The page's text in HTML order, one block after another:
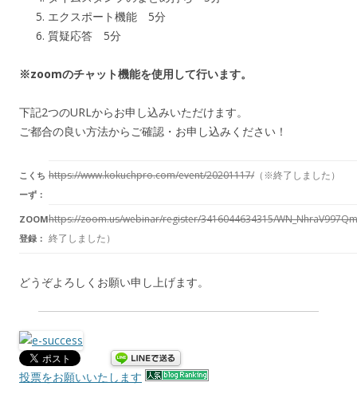
エクスポート機能 5分
質疑応答 5分
※zoomのチャット機能を使用して行います。
下記2つのURLからお申し込みいただけます。
ご都合の良い方法からご確認・お申し込みください！
こくち
ーず：
https://www.kokuchpro.com/event/20201117/ （※終了しました）
ZOOM
登録：
https://zoom.us/webinar/register/3416044634315/
終了しました）
どうぞよろしくお願い申し上げます。
投票をお願いいたします